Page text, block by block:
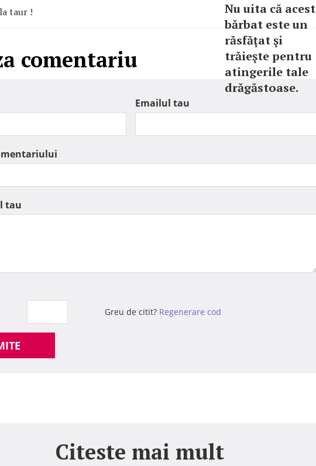
Nu uita că acest
bărbat este un
răsfăţat şi
trăieşte pentru
atingerile tale
drăgăstoase.
taur !
comentariu
Emailul tau
tau
Greu de citit? Regenerare cod
Citeste mai mult